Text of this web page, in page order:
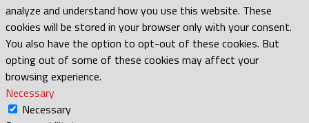
analyze and understand how you use this website. These
cookies will be stored in your browser only with your consent.
You also have the option to opt-out of these cookies. But
opting out of some of these cookies may affect your
browsing experience.
Necessary
Necessary